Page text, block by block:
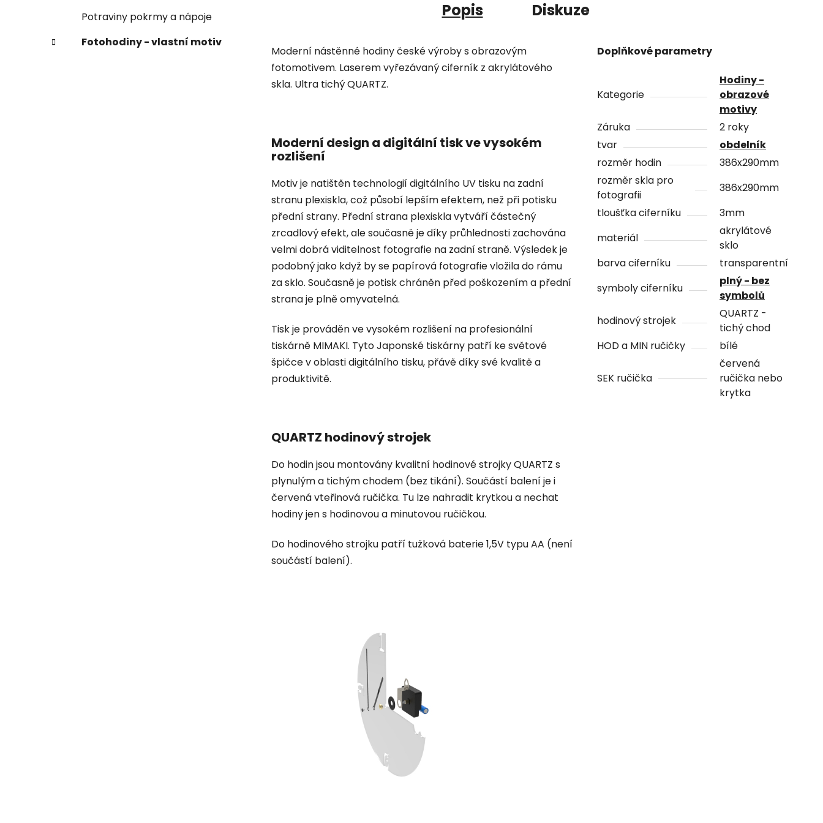
Potraviny pokrmy a nápoje
Fotohodiny - vlastní motiv
Popis Diskuze
Moderní nástěnné hodiny české výroby s obrazovým
fotomotivem. Laserem vyřezávaný ciferník z akrylátového
skla. Ultra tichý QUARTZ.
Moderní design a digitální tisk ve vysokém
rozlišení
Motiv je natištěn technologií digitálního UV tisku na zadní
stranu plexiskla, což působí lepším efektem, než při potisku
přední strany. Přední strana plexiskla vytváří částečný
zrcadlový efekt, ale současně je díky průhlednosti zachována
velmi dobrá viditelnost fotografie na zadní straně. Výsledek je
podobný jako když by se papírová fotografie vložila do rámu
za sklo. Současně je potisk chráněn před poškozením a přední
strana je plně omyvatelná.
Tisk je prováděn ve vysokém rozlišení na profesionální
tiskárně MIMAKI. Tyto Japonské tiskárny patří ke světové
špičce v oblasti digitálního tisku, přávě díky své kvalitě a
produktivitě.
QUARTZ hodinový strojek
Do hodin jsou montovány kvalitní hodinové strojky QUARTZ s
plynulým a tichým chodem (bez tikání). Součástí balení je i
červená vteřinová ručička. Tu lze nahradit krytkou a nechat
hodiny jen s hodinovou a minutovou ručičkou.
Do hodinového strojku patří tužková baterie 1,5V typu AA (není
součástí balení).
Doplňkové parametry
Kategorie
Hodiny -
obrazové
motivy
Záruka
2 roky
tvar
obdelník
rozměr hodin
386x290mm
rozměr skla pro
fotografii
386x290mm
tloušťka ciferníku
3mm
materiál
akrylátové
sklo
barva ciferníku
transparentní
symboly ciferníku
plný - bez
symbolů
hodinový strojek
QUARTZ -
tichý chod
HOD a MIN ručičky
bílé
SEK ručička
červená
ručička nebo
krytka